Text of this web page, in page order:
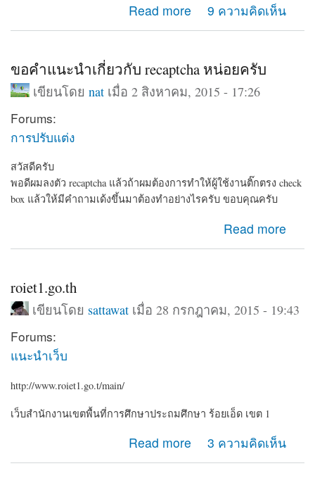
Read more
about ทำเว็บเก็บข้อมูลบุคคลครับแนะนำด้วย9 ความคิดเห็น
ขอคำแนะนำเกี่ยวกับ recaptcha หน่อยครับ
เขียนโดย natเมื่อ 2 สิงหาคม, 2015 - 17:26
Forums:
การปรับแต่ง
สวัสดีครับ
พอดีผมลงตัว recaptcha แล้วถ้าผมต้องการทำให้ผู้ใช้งานติ๊กตรง check
box แล้วให้มีคำถามเด้งขึ้นมาต้องทำอย่างไรครับ ขอบคุณครับ
Read more
about ขอคำแนะนำเกี่ยวกับ recaptcha หน่อยครับ
roiet1.go.th
เขียนโดย sattawat เมื่อ 28 กรกฎาคม, 2015 - 19:43
Forums:
แนะนำเว็บ
http://www.roiet1.go.t/main/
เว็บสำนักงานเขตพื้นที่การศึกษาประถมศึกษา ร้อยเอ็ด เขต 1
Read more 3 ความคิดเห็น